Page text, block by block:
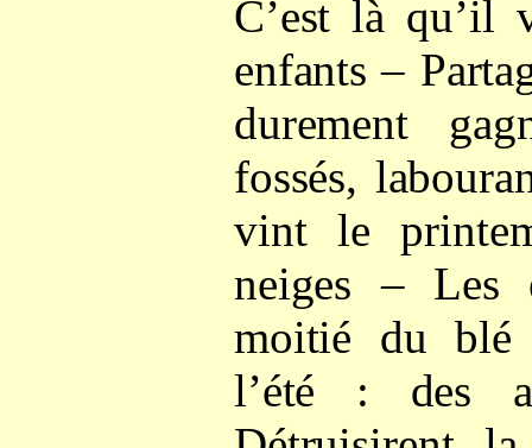
C’est là qu’il
enfants –
durement
fossés,
vint le
neiges – Les
moitié du
l’été : des